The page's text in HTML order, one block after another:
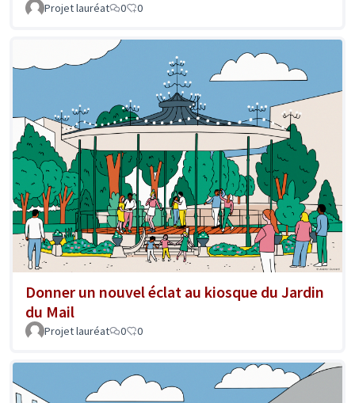
Projet lauréat 0 0
Donner un nouvel éclat au kiosque du Jardin
du Mail
Projet lauréat 0 0